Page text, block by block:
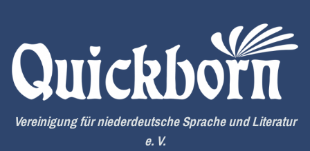
springen
Vereinigung für niederdeutsche Sprache und Literatur
e. V.